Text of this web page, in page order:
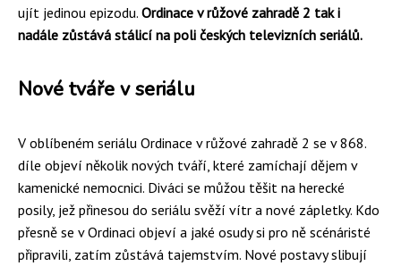
ujít jedinou epizodu. Ordinace v růžové zahradě 2 tak i
nadále zůstává stálicí na poli českých televizních seriálů.
Nové tváře v seriálu
V oblíbeném seriálu Ordinace v růžové zahradě 2 se v 868.
díle objeví několik nových tváří, které zamíchají dějem v
kamenické nemocnici. Diváci se můžou těšit na herecké
posily, jež přinesou do seriálu svěží vítr a nové zápletky. Kdo
přesně se v Ordinaci objeví a jaké osudy si pro ně scénáristé
připravili, zatím zůstává tajemstvím. Nové postavy slibují